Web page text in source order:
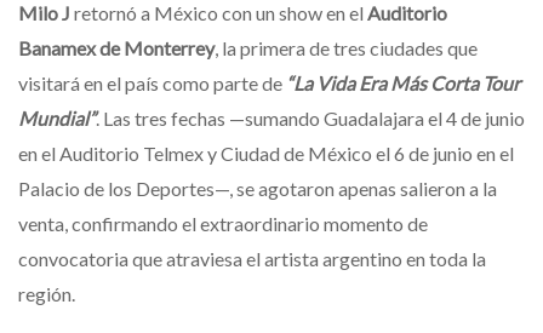
Milo J retornó a México con un show en el Auditorio
Banamex de Monterrey, la primera de tres ciudades que
visitará en el país como parte de “La Vida Era Más Corta Tour
Mundial”. Las tres fechas —sumando Guadalajara el 4 de junio
en el Auditorio Telmex y Ciudad de México el 6 de junio en el
Palacio de los Deportes—, se agotaron apenas salieron a la
venta, confirmando el extraordinario momento de
convocatoria que atraviesa el artista argentino en toda la
región.